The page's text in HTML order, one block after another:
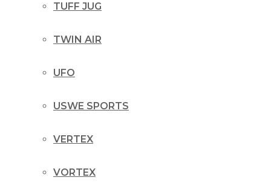
TUFF JUG
TWIN AIR
UFO
USWE SPORTS
VERTEX
VORTEX